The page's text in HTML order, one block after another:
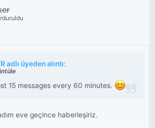
adlı üyeden alıntı:
15 messages every 60 minutes.
eve geçince haberleşiriz.